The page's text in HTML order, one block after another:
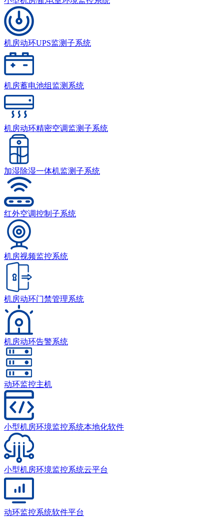
机房动环UPS监测子系统
机房蓄电池组监测系统
机房动环精密空调监测子系统
加湿除湿一体机监测子系统
红外空调控制子系统
机房视频监控系统
机房动环门禁管理系统
机房动环告警系统
动环监控主机
小型机房环境监控系统本地化软件
小型机房环境监控系统云平台
动环监控系统软件平台